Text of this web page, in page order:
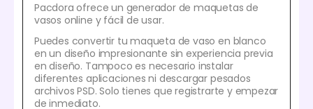
Pacdora ofrece un generador de maquetas de
vasos online y fácil de usar.
Puedes convertir tu maqueta de vaso en blanco
en un diseño impresionante sin experiencia previa
en diseño. Tampoco es necesario instalar
diferentes aplicaciones ni descargar pesados
archivos PSD. Solo tienes que registrarte y empezar
de inmediato.